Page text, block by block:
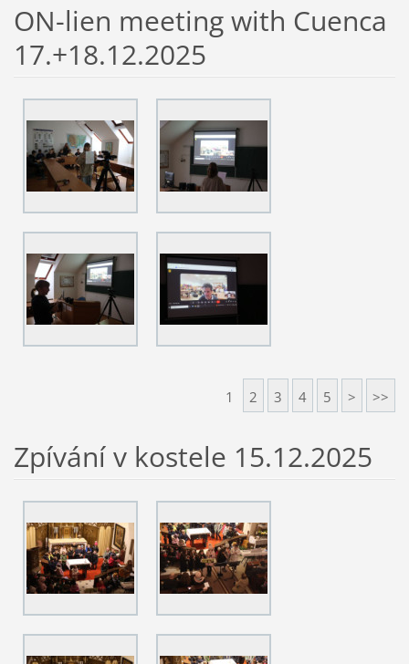
ON-lien meeting with Cuenca
17.+18.12.2025
1 2 3 4 5 > >>
Zpívání v kostele 15.12.2025